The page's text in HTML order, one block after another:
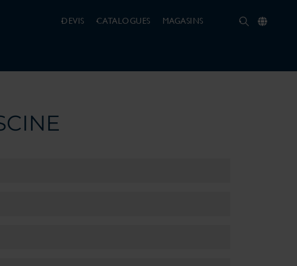
DEVIS CATALOGUES MAGASINS